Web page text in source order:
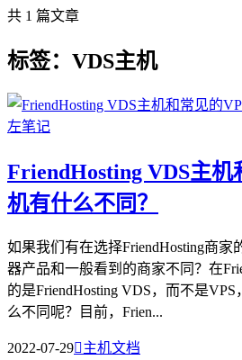
共 1 篇文章
标签：VDS主机
FriendHosting VDS主机
机有什么不同？
如果我们有在选择FriendHosting商
器产品和一般看到的商家不同？在
的是FriendHosting VDS，而不是
么不同呢？目前，Frien...
2022-07-29主机文档